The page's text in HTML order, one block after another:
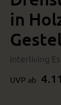
in
Interliving
UVP ab